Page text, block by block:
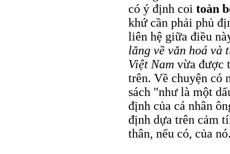
có ý định coi toàn
khứ cần phải phủ
liên hệ giữa điều
lăng về văn hoá và
Việt Nam vừa được
trên. Về chuyện có
sách "như là một
định của cá nhân
định dựa trên cảm
thân, nếu có, của